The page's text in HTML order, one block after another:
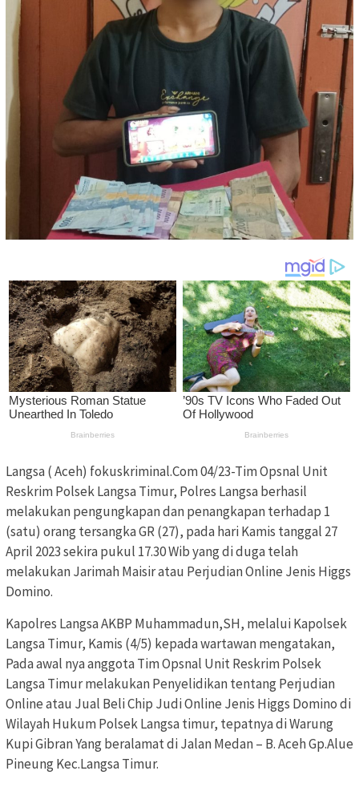
Langsa ( Aceh) fokuskriminal.Com 04/23-Tim Opsnal Unit
Reskrim Polsek Langsa Timur, Polres Langsa berhasil
melakukan pengungkapan dan penangkapan terhadap 1
(satu) orang tersangka GR (27), pada hari Kamis tanggal 27
April 2023 sekira pukul 17.30 Wib yang di duga telah
melakukan Jarimah Maisir atau Perjudian Online Jenis Higgs
Domino.
Kapolres Langsa AKBP Muhammadun,SH, melalui Kapolsek
Langsa Timur, Kamis (4/5) kepada wartawan mengatakan,
Pada awal nya anggota Tim Opsnal Unit Reskrim Polsek
Langsa Timur melakukan Penyelidikan tentang Perjudian
Online atau Jual Beli Chip Judi Online Jenis Higgs Domino di
Wilayah Hukum Polsek Langsa timur, tepatnya di Warung
Kupi Gibran Yang beralamat di Jalan Medan – B. Aceh Gp.Alue
Pineung Kec.Langsa Timur.